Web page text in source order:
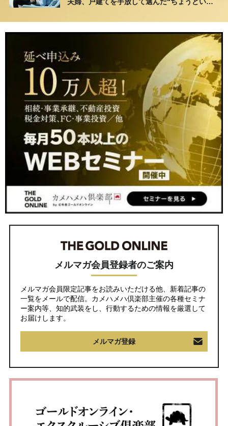
夫婦、戸建てを手放して選んだ“ちょうどいい
メルマガ会員登録者のご案内
メルマガ会員限定記事をお読みいただける他、新着記事の
一覧をメールで配信。カメハメハ倶楽部主催の各種セミナ
ー案内等、知的武装をし、行動するための情報を厳選して
お届けします。
メルマガ登録